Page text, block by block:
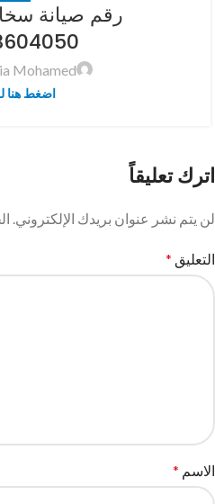
رقم صيانة
Mohamed
اضغط هنا
اترك تعليقاً
لن يتم نشر عنوان بريدك الإلكتروني.
التعليق *
الاسم *